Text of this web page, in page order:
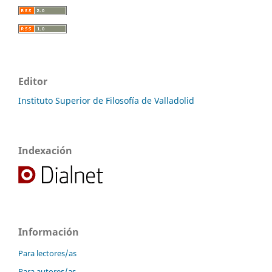
Editor
Instituto Superior de Filosofía de Valladolid
Indexación
Información
Para lectores/as